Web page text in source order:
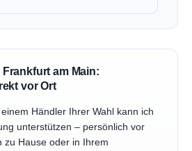
am Main:
vor Ort
Händler Ihrer Wahl kann ich
unterstützen – persönlich vor
zu Hause oder in Ihrem